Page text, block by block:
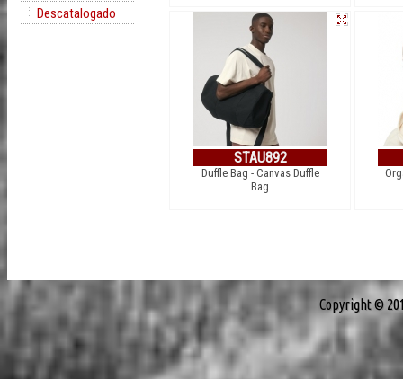
Descatalogado
STAU892
Duffle Bag - Canvas Duffle
Bag
Copyright ©